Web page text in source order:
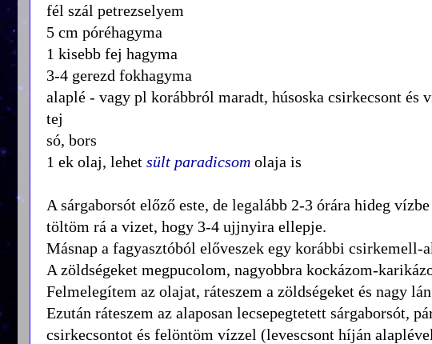
fél szál petrezselyem
5 cm póréhagyma
1 kisebb fej hagyma
3-4 gerezd fokhagyma
alaplé - vagy pl korábbról maradt, húsoska csirkecsont és
tej
só, bors
1 ek olaj, lehet sült paradicsom olaja is
A sárgaborsót előző este, de legalább 2-3 órára hideg
töltöm rá a vizet, hogy 3-4 ujjnyira ellepje.
Másnap a fagyasztóból előveszek egy korábbi
A zöldségeket megpucolom, nagyobbra kockázom-
Felmelegítem az olajat, ráteszem a zöldségeket és nagy
Ezután ráteszem az alaposan lecsepegtetett sárgaborsót,
csirkecsontot és felöntöm vízzel (levescsont híján